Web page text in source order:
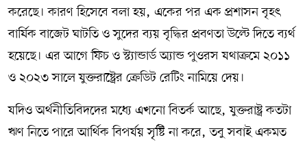
করেছে। কারণ হিসেবে বলা হয়, একের পর এক প্রশাসন বৃহৎ
বার্ষিক বাজেট ঘাটতি ও সুদের ব্যয় বৃদ্ধির প্রবণতা উল্টে দিতে ব্যর্থ
হয়েছে। এর আগে ফিচ ও স্ট্যান্ডার্ড অ্যান্ড পুওরস যথাক্রমে ২০১১
ও ২০২৩ সালে যুক্তরাষ্ট্রের ক্রেডিট রেটিং নামিয়ে দেয়।
যদিও অর্থনীতিবিদদের মধ্যে এখনো বিতর্ক আছে, যুক্তরাষ্ট্র কতটা
ঋণ নিতে পারে আর্থিক বিপর্যয় সৃষ্টি না করে, তবু সবাই একমত